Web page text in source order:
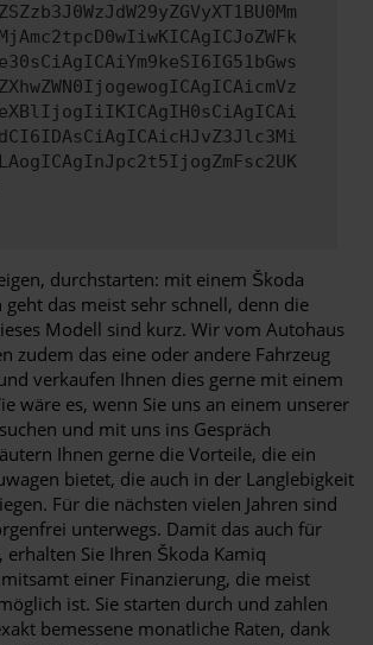
durchstarten: mit einem Škoda
geht das meist sehr schnell, denn die
Modell sind kurz. Wir vom Autohaus
zudem das eine oder andere Fahrzeug
verkaufen Ihnen dies gerne mit einem
wäre es, wenn Sie uns an einem unserer
und mit uns ins Gespräch
Ihnen gerne die Vorteile, die ein
bietet, die auch in der Langlebigkeit
Für die nächsten vielen Jahren sind
unterwegs. Damit das auch für
erhalten Sie Ihren Škoda Kamiq
einer Finanzierung, die meist
ist. Sie starten durch und zahlen
bemessene monatliche Raten, dank